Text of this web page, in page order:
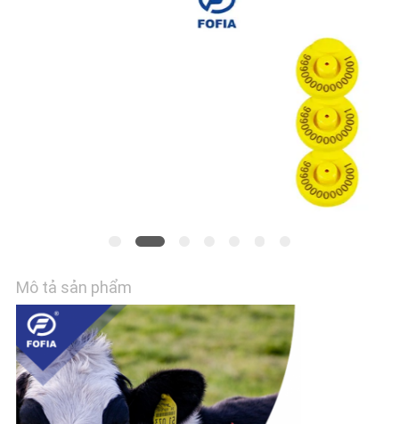
SƠ
ĐỒ
TRANG
WEB
Mô tả sản phẩm